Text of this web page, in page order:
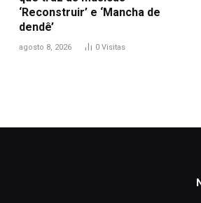
‘Reconstruir’ e ‘Mancha de
dendê’
agosto 8, 2026 0 Visitas